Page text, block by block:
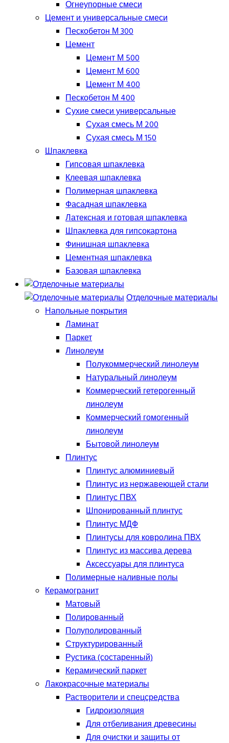
Огнеупорные смеси
Цемент и универсальные смеси
Пескобетон М 300
Цемент
Цемент М 500
Цемент М 600
Цемент М 400
Пескобетон М 400
Сухие смеси универсальные
Сухая смесь М 200
Сухая смесь М 150
Шпаклевка
Гипсовая шпаклевка
Клеевая шпаклевка
Полимерная шпаклевка
Фасадная шпаклевка
Латексная и готовая шпаклевка
Шпаклевка для гипсокартона
Финишная шпаклевка
Цементная шпаклевка
Базовая шпаклевка
Отделочные материалы
Напольные покрытия
Ламинат
Паркет
Линолеум
Полукоммерческий линолеум
Натуральный линолеум
Коммерческий гетерогенный
линолеум
Коммерческий гомогенный
линолеум
Бытовой линолеум
Плинтус
Плинтус алюминиевый
Плинтус из нержавеющей стали
Плинтус ПВХ
Шпонированный плинтус
Плинтус МДФ
Плинтусы для ковролина ПВХ
Плинтус из массива дерева
Аксессуары для плинтуса
Полимерные наливные полы
Керамогранит
Матовый
Полированный
Полуполированный
Структурированный
Рустика (состаренный)
Керамический паркет
Лакокрасочные материалы
Растворители и спецсредства
Гидроизоляция
Для отбеливания древесины
Для очистки и защиты от